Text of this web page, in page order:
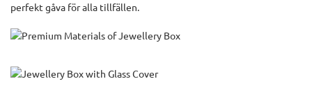
perfekt gåva för alla tillfällen.